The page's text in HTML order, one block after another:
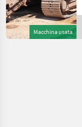
Macchina usata